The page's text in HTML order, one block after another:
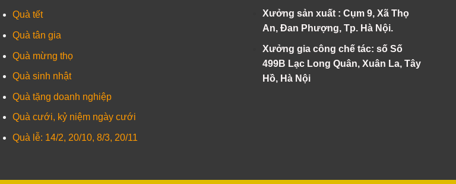
Quà tết
Quà tân gia
Quà mừng thọ
Quà sinh nhật
Quà tặng doanh nghiệp
Quà cưới, kỷ niệm ngày cưới
Quà lễ: 14/2, 20/10, 8/3, 20/11
Xưởng sản xuất : Cụm 9, Xã Thọ
An, Đan Phượng, Tp. Hà Nội.
Xưởng gia công chế tác: số Số
499B Lạc Long Quân, Xuân La, Tây
Hồ, Hà Nội